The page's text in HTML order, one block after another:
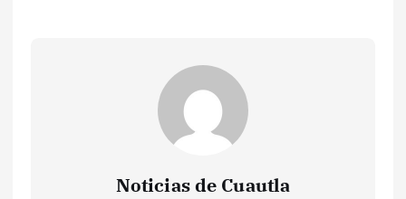
Noticias de Cuautla